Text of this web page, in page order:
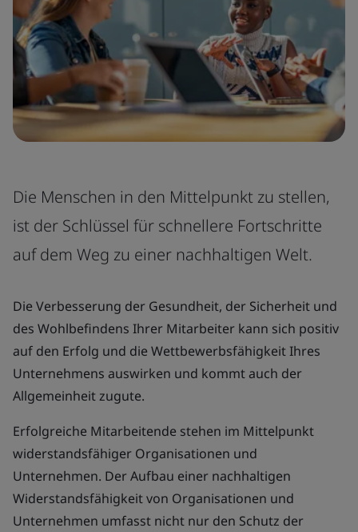
Die Menschen in den Mittelpunkt zu stellen,
ist der Schlüssel für schnellere Fortschritte
auf dem Weg zu einer nachhaltigen Welt.
Die Verbesserung der Gesundheit, der Sicherheit und
des Wohlbefindens Ihrer Mitarbeiter kann sich positiv
auf den Erfolg und die Wettbewerbsfähigkeit Ihres
Unternehmens auswirken und kommt auch der
Allgemeinheit zugute.
Erfolgreiche Mitarbeitende stehen im Mittelpunkt
widerstandsfähiger Organisationen und
Unternehmen. Der Aufbau einer nachhaltigen
Widerstandsfähigkeit von Organisationen und
Unternehmen umfasst nicht nur den Schutz der